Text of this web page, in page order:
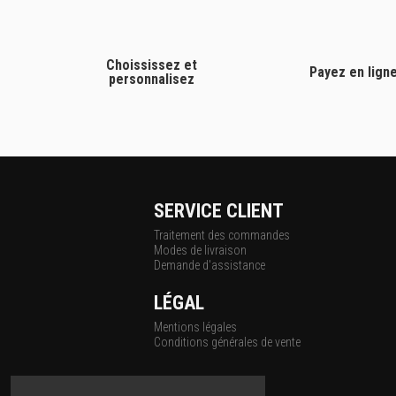
Choississez et
personnalisez
Payez en
SERVICE CLIENT
Traitement des commandes
Modes de livraison
Demande d'assistance
LÉGAL
Mentions légales
Conditions générales de vente